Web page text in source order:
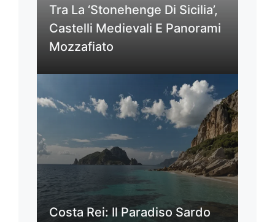
Tra La ‘Stonehenge Di Sicilia’,
Castelli Medievali E Panorami
Mozzafiato
Costa Rei: Il Paradiso Sardo